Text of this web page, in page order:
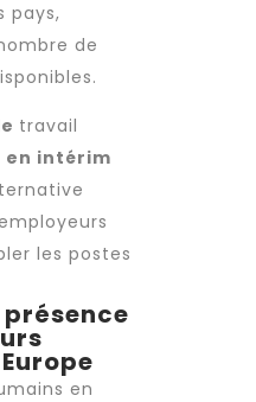
pays,
de
travail
en intérim
les postes
présence
en